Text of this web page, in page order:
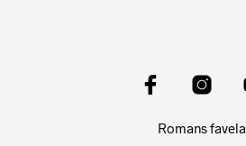
Romans favela